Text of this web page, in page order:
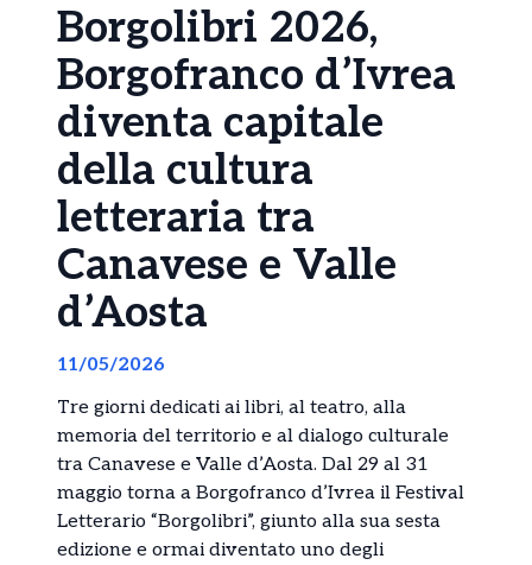
Borgolibri 2026,
Borgofranco d’Ivrea
diventa capitale
della cultura
letteraria tra
Canavese e Valle
d’Aosta
11/05/2026
Tre giorni dedicati ai libri, al teatro, alla
memoria del territorio e al dialogo culturale
tra Canavese e Valle d’Aosta. Dal 29 al 31
maggio torna a Borgofranco d’Ivrea il Festival
Letterario “Borgolibri”, giunto alla sua sesta
edizione e ormai diventato uno degli